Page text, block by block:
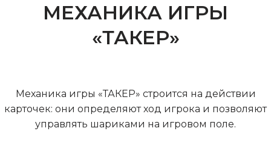
МЕХАНИКА ИГРЫ
«ТАКЕР»
Механика игры «ТАКЕР» строится на действии
карточек: они определяют ход игрока и позволяют
управлять шариками на игровом поле.